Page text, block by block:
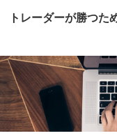
トレーダーが勝つた